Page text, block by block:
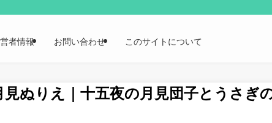
者情報 お問い合わせ このサイトについて
見ぬりえ｜十五夜の月見団子とうさぎ